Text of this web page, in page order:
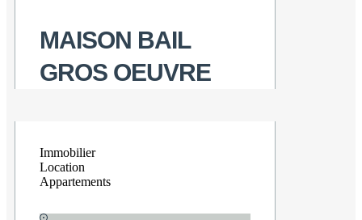
MAISON BAIL
GROS OEUVRE
Immobilier
Location
Appartements